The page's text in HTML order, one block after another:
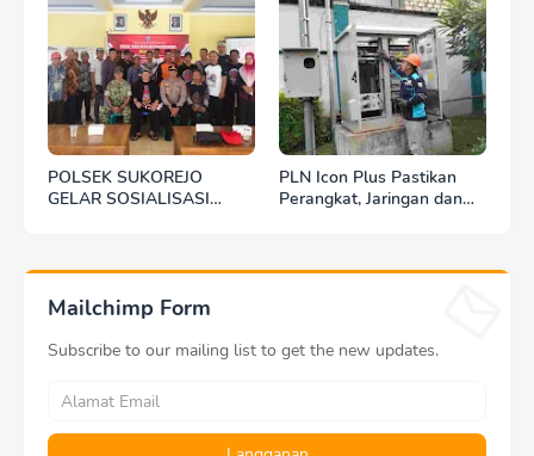
POLSEK SUKOREJO
GELAR SOSIALISASI
PLN Icon Plus Pastikan
Perangkat, Jaringan dan
Mailchimp Form
Subscribe to our mailing list to get the new updates.